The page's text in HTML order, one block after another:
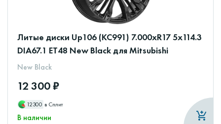
Литые диски Up106 (КС991) 7.000xR17 5x114.3
DIA67.1 ET48 New Black для Mitsubishi
New Black
12 300 ₽
12300 в Сплит
В наличии